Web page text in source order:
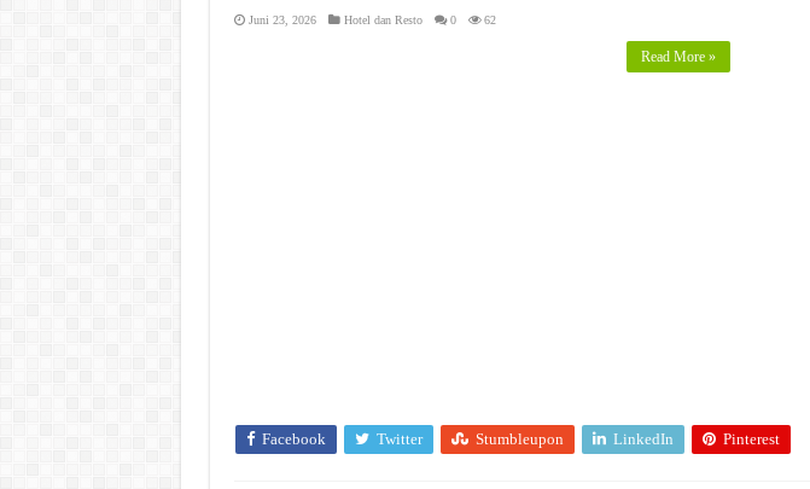
Juni 23, 2026 Hotel dan Resto 0 62
Read More »
Facebook Twitter Stumbleupon LinkedIn Pinterest